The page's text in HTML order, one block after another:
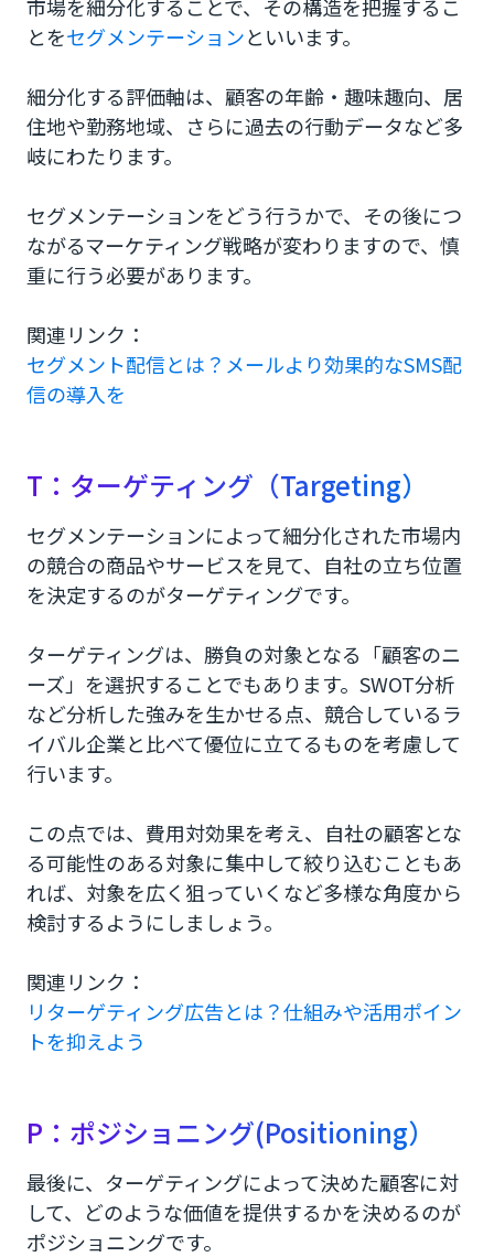
市場を細分化することで、その構造を把握するこ
とをセグメンテーションといいます。
細分化する評価軸は、顧客の年齢・趣味趣向、居
住地や勤務地域、さらに過去の行動データなど多
岐にわたります。
セグメンテーションをどう行うかで、その後につ
ながるマーケティング戦略が変わりますので、慎
重に行う必要があります。
関連リンク：
セグメント配信とは？メールより効果的なSMS配
信の導入を
T：ターゲティング（Targeting）
セグメンテーションによって細分化された市場内
の競合の商品やサービスを見て、自社の立ち位置
を決定するのがターゲティングです。
ターゲティングは、勝負の対象となる「顧客のニ
ーズ」を選択することでもあります。SWOT分析
など分析した強みを生かせる点、競合しているラ
イバル企業と比べて優位に立てるものを考慮して
行います。
この点では、費用対効果を考え、自社の顧客とな
る可能性のある対象に集中して絞り込むこともあ
れば、対象を広く狙っていくなど多様な角度から
検討するようにしましょう。
関連リンク：
リターゲティング広告とは？仕組みや活用ポイン
トを抑えよう
P：ポジショニング(Positioning）
最後に、ターゲティングによって決めた顧客に対
して、どのような価値を提供するかを決めるのが
ポジショニングです。